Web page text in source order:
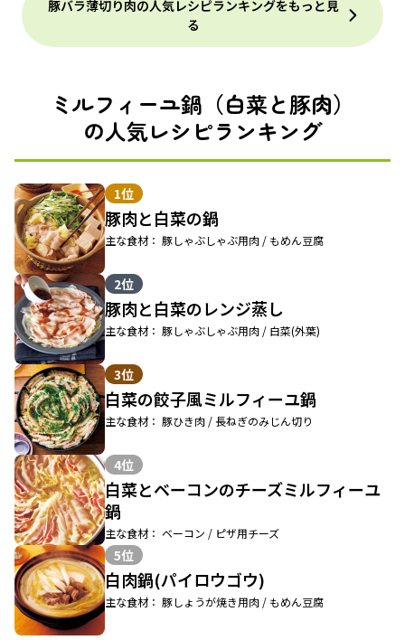
豚バラ薄切り肉の人気レシピランキングをもっと見
る
ミルフィーユ鍋（白菜と豚肉）
の人気レシピランキング
1位
豚肉と白菜の鍋
主な食材： 豚しゃぶしゃぶ用肉 / もめん豆腐
2位
豚肉と白菜のレンジ蒸し
主な食材： 豚しゃぶしゃぶ用肉 / 白菜(外葉)
3位
白菜の餃子風ミルフィーユ鍋
主な食材： 豚ひき肉 / 長ねぎのみじん切り
4位
白菜とベーコンのチーズミルフィーユ
鍋
主な食材： ベーコン / ピザ用チーズ
5位
白肉鍋(パイロウゴウ)
主な食材： 豚しょうが焼き用肉 / もめん豆腐